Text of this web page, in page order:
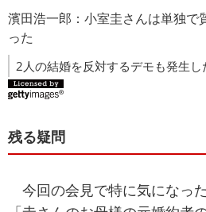
濱田浩一郎：小室圭さんは単独で
った
2人の結婚を反対するデモも発生
残る疑問
今回の会見で特に気になっ